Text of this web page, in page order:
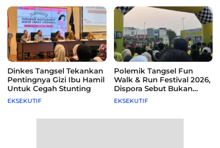
Dinkes Tangsel Tekankan
Pentingnya Gizi Ibu Hamil
Untuk Cegah Stunting
EKSEKUTIF
Polemik Tangsel Fun
Walk & Run Festival 2026,
Dispora Sebut Bukan
Agenda Pemkot
EKSEKUTIF